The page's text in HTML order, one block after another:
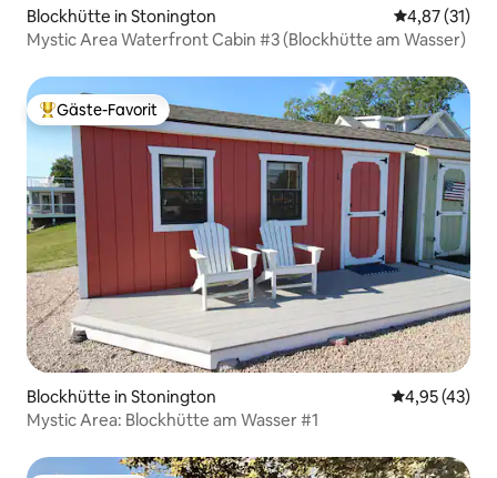
Blockhütte in Stonington
4,87 (31)
Mystic Area Waterfront Cabin #3 (Blockhütte am Wasser)
Beliebter Gäste-Favorit.
Gäste-Favorit
Blockhütte in Stonington
4,95 (43)
Mystic Area: Blockhütte am Wasser #1